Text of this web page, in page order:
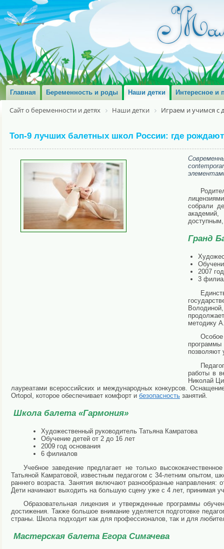
Главная Беременность и роды Наши детки Интересное и
Сайт о беременности и детях Наши детки Играем и учимся с
Топ-9 лучших балетных школ России: где
собрали
академий,
Гранд
2007
3
методику
позволяют
работы в
Николай
лауреатами всероссийских и международных конкурсов.
Ortopol, которое обеспечивает комфорт и безопасность занятий.
Школа балета «Гармония»
Художественный руководитель Татьяна Камратова
Обучение детей от 2 до 16 лет
2009 год основания
6 филиалов
Учебное заведение предлагает не только
Татьяной Камратовой, известным педагогом с 34-летним опытом,
раннего возраста. Занятия включают разнообразные
Дети начинают выходить на большую сцену уже с 4 лет, принимая
Образовательная лицензия и утвержденные программы
достижения. Также большое внимание уделяется подготовке
страны. Школа подходит как для профессионалов, так и для
Мастерская балета Егора Симачева